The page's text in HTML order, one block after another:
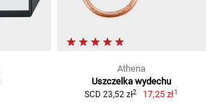
Athena
Uszczelka wydechu
SCD 23,52 zł2 17,25 zł1